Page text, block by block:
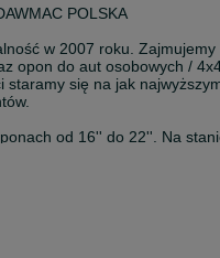
POLSKA
w 2007 roku. Zajmujemy
opon do aut osobowych /
staramy się na jak
od 16'' do 22''. Na
OEMS, VEEMANN,
zadania jeśli chodzi o